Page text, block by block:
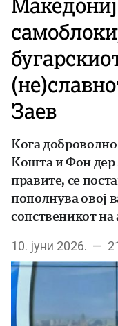
Заев
Кога
Кошта и Фон дер
правите, се
пополнува овој
сопственикот
10. јуни 2026. —